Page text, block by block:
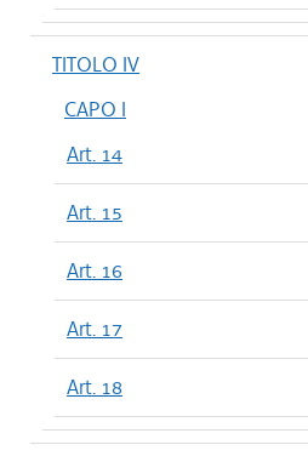
TITOLO IV
CAPO I
Art. 14
Art. 15
Art. 16
Art. 17
Art. 18